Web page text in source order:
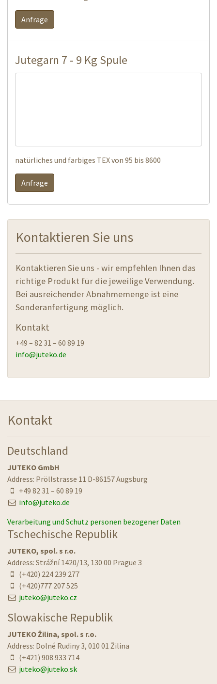
Jutegarn 7 - 9 Kg Spule
natürliches und farbiges TEX von 95 bis 8600
Kontaktieren Sie uns - wir empfehlen Ihnen das
richtige Produkt für die jeweilige Verwendung.
Bei ausreichender Abnahmemenge ist eine
Kontakt
info@juteko.de
Kontakt
Deutschland
JUTEKO GmbH
Address: Pröllstrasse 11 D-86157 Augsburg
+49 82 31 – 60 89 19
info@juteko.de
Verarbeitung und Schutz personen bezogener Daten